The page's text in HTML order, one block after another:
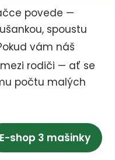
povede —
spoustu
vám náš
rodiči — ať se
počtu malých
E-shop 3 mašinky